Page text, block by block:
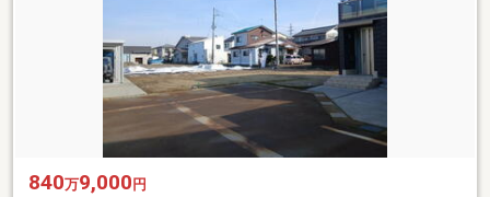
840万9,000 円